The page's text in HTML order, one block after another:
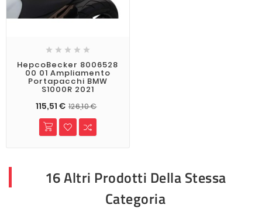
    
HepcoBecker 8006528
00 01 Ampliamento
Portapacchi BMW
S1000R 2021
115,51 € 126,10 €
16 Altri Prodotti Della Stessa
Categoria